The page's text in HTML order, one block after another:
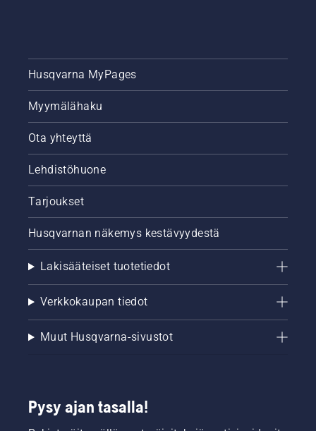
Husqvarna MyPages
Myymälähaku
Ota yhteyttä
Lehdistöhuone
Tarjoukset
Husqvarnan näkemys kestävyydestä
Lakisääteiset tuotetiedot
Verkkokaupan tiedot
Muut Husqvarna-sivustot
Pysy ajan tasalla!